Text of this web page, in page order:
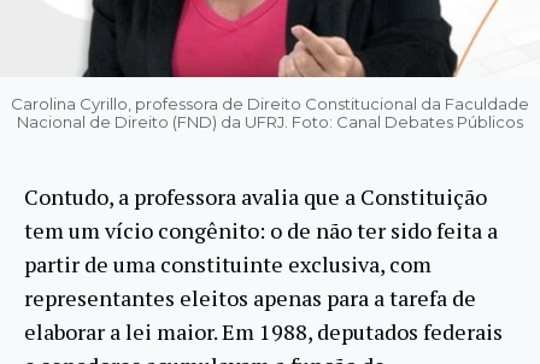
Carolina Cyrillo, professora de Direito Constitucional da Faculdade
Nacional de Direito (FND) da UFRJ. Foto: Canal Debates Públicos
Contudo, a professora avalia que a Constituição
tem um vício congênito: o de não ter sido feita a
partir de uma constituinte exclusiva, com
representantes eleitos apenas para a tarefa de
elaborar a lei maior. Em 1988, deputados federais